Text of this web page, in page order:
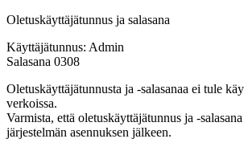
Oletuskäyttäjätunnus ja salasana
Käyttäjätunnus: Admin
Salasana 0308
Oletuskäyttäjätunnusta ja -salasanaa ei tule
verkoissa.
Varmista, että oletuskäyttäjätunnus ja -
järjestelmän asennuksen jälkeen.